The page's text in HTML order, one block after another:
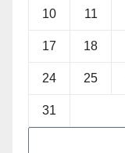
10 11
17 18
24 25
31